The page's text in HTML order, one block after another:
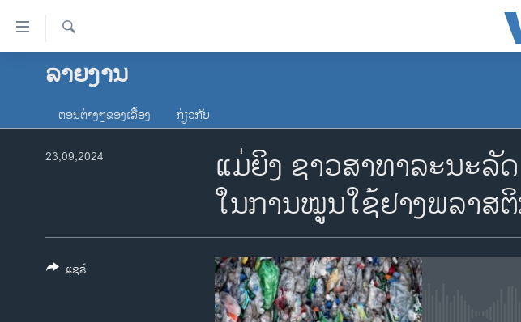
ລິ້ງ
ສຳຫລັບ
ຂ້າມ
ໂຮມເພຈ
ອາເມຣິກາ
ການເລືອກຕັ້ງ ປະທານາທີບໍດີ ສະຫະລັດ
ເອເຊຍ
ລາຍງານ
ຕອນຕ່າງໆຂອງເລື້ອງ ກ່ຽວກັບ
ແມ່ຍິງ ຊາວສາທາລະນະລັ
ໃນການໝູນໃຊ້ຢາງພລາສ
23,09,2024
ແຊຣ໌